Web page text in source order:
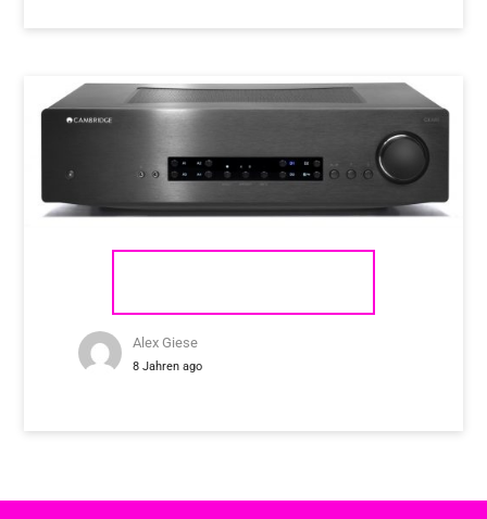
Alex Giese
8 Jahren ago